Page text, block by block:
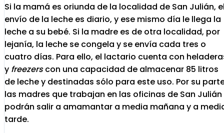
Si la mamá es oriunda de la localidad de San Julián,
envío de la leche es diario, y ese mismo día le llega la
leche a su bebé. Si la madre es de otra localidad, por
lejanía, la leche se congela y se envía cada tres o
cuatro días. Para ello, el lactario cuenta con
y freezerscon una capacidad de almacenar 85 litros
de leche y destinadas sólo para este uso. Por su
las madres que trabajan en las oficinas de San Julián
podrán salir a amamantar a media mañana y a
tarde.